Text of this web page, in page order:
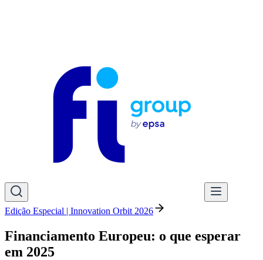
Edição Especial | Innovation Orbit 2026
Financiamento Europeu: o que esperar
em 2025